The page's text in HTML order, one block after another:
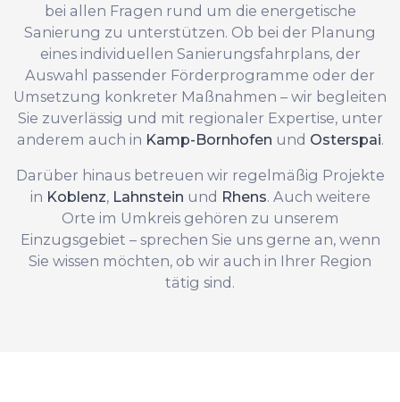
bei allen Fragen rund um die energetische
Sanierung zu unterstützen. Ob bei der Planung
eines individuellen Sanierungsfahrplans, der
Auswahl passender Förderprogramme oder der
Umsetzung konkreter Maßnahmen – wir begleiten
Sie zuverlässig und mit regionaler Expertise, unter
anderem auch in Kamp-Bornhofen und Osterspai.
Darüber hinaus betreuen wir regelmäßig Projekte
in Koblenz, Lahnstein und Rhens. Auch weitere
Orte im Umkreis gehören zu unserem
Einzugsgebiet – sprechen Sie uns gerne an, wenn
Sie wissen möchten, ob wir auch in Ihrer Region
tätig sind.